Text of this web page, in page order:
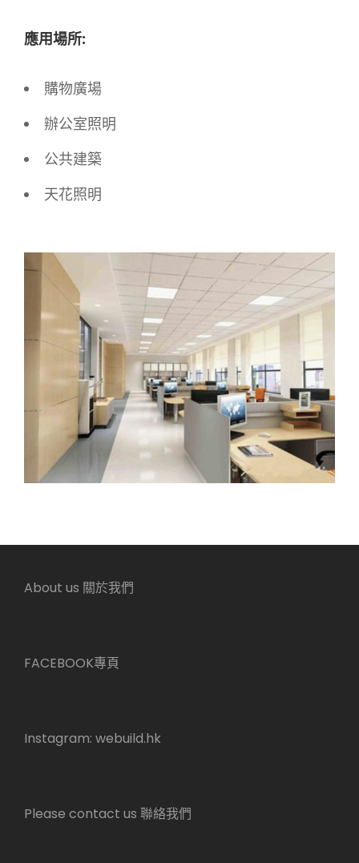
應用場所:
購物廣場
辦公室照明
公共建築
天花照明
About us 關於我們
FACEBOOK專頁
Instagram: webuild.hk
Please contact us 聯絡我們